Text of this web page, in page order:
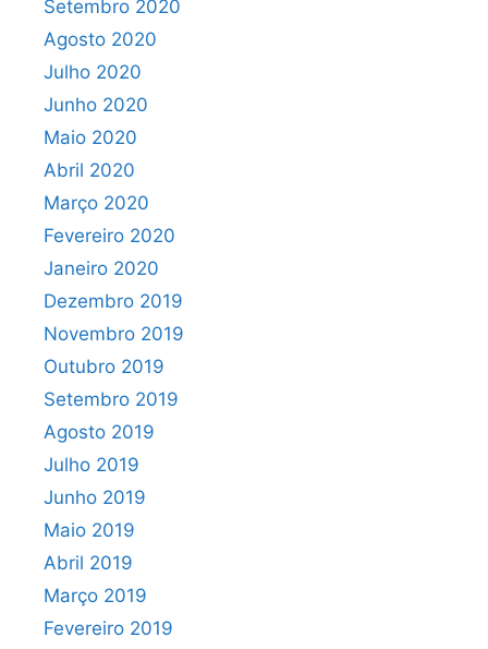
Setembro 2020
Agosto 2020
Julho 2020
Junho 2020
Maio 2020
Abril 2020
Março 2020
Fevereiro 2020
Janeiro 2020
Dezembro 2019
Novembro 2019
Outubro 2019
Setembro 2019
Agosto 2019
Julho 2019
Junho 2019
Maio 2019
Abril 2019
Março 2019
Fevereiro 2019